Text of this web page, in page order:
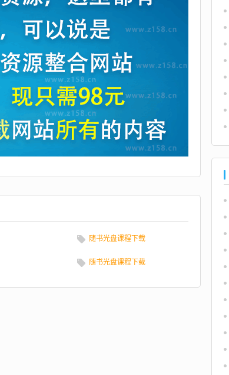
随书光盘课程下载
随书光盘课程下载